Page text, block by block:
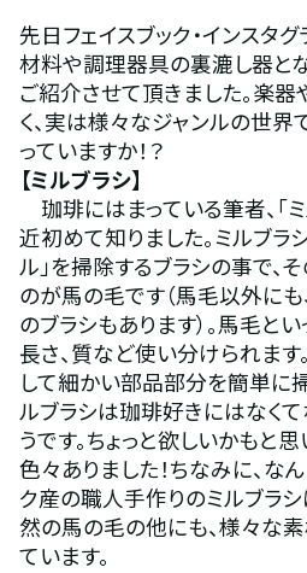
先日フェイスブック・インスタ
材料や調理器具の裏漉し器と
ご紹介させて頂きました。楽
く、実は様々なジャンルの世界
っていますか！？
【ミルブラシ】
珈琲にはまっている筆者、「
近初めて知りました。ミルブラ
ル」を掃除するブラシの事で、
のが馬の毛です（馬毛以外に
のブラシもあります）。馬毛とい
長さ、質など使い分けられます
して細かい部品部分を簡単に
ルブラシは珈琲好きにはなく
うです。ちょっと欲しいかもと思
色々ありました！ちなみに、な
ク産の職人手作りのミルブラ
然の馬の毛の他にも、様々な
ています。